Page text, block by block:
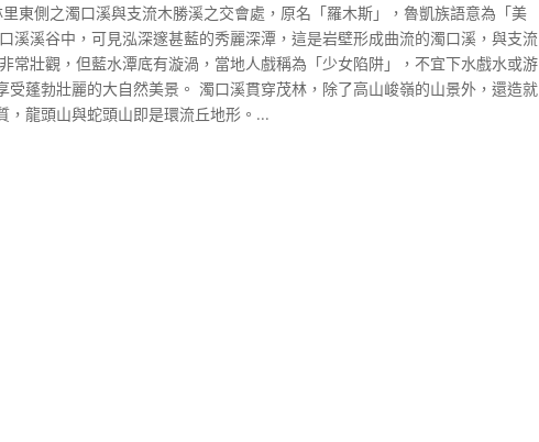
東側之濁口溪與支流木勝溪之交會處，原名「羅木斯」，魯凱族語意為「美
溪溪谷中，可見泓深邃甚藍的秀麗深潭，這是岩壁形成曲流的濁口溪，與支流
常壯觀，但藍水潭底有漩渦，當地人戲稱為「少女陷阱」，不宜下水戲水或游
蓬勃壯麗的大自然美景。 濁口溪貫穿茂林，除了高山峻嶺的山景外，還造就
，龍頭山與蛇頭山即是環流丘地形。...